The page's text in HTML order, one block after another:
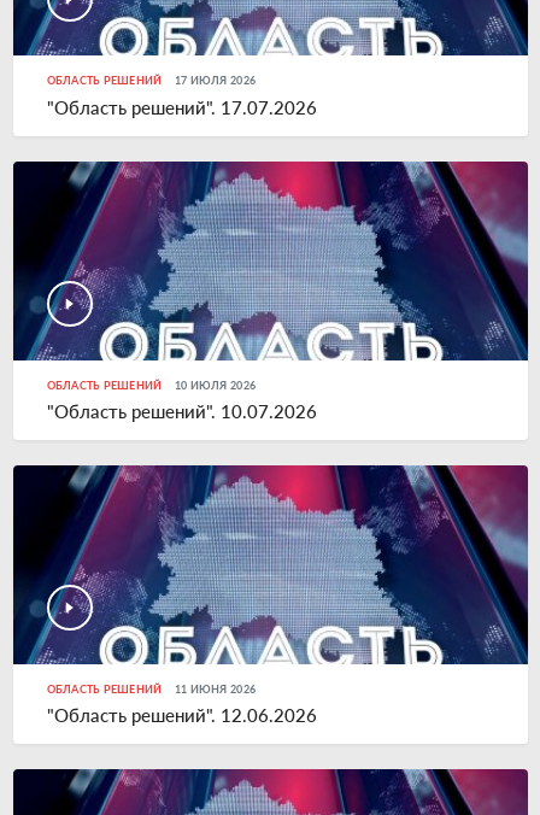
ОБЛАСТЬ РЕШЕНИЙ 17 ИЮЛЯ 2026
"Область решений". 17.07.2026
ОБЛАСТЬ РЕШЕНИЙ 10 ИЮЛЯ 2026
"Область решений". 10.07.2026
ОБЛАСТЬ РЕШЕНИЙ 11 ИЮНЯ 2026
"Область решений". 12.06.2026